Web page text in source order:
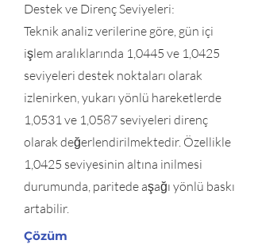
Destek ve Direnç Seviyeleri:
Teknik analiz verilerine göre, gün içi
işlem aralıklarında 1,0445 ve 1,0425
seviyeleri destek noktaları olarak
izlenirken, yukarı yönlü hareketlerde
1,0531 ve 1,0587 seviyeleri direnç
olarak değerlendirilmektedir. Özellikle
1,0425 seviyesinin altına inilmesi
durumunda, paritede aşağı yönlü baskı
artabilir.
Çözüm